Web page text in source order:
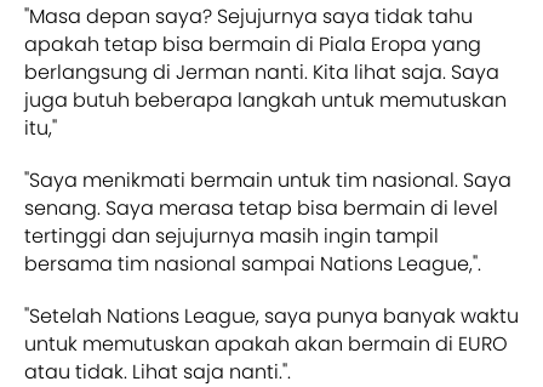
"Masa depan saya? Sejujurnya saya tidak tahu
apakah tetap bisa bermain di Piala Eropa yang
berlangsung di Jerman nanti. Kita lihat saja. Saya
juga butuh beberapa langkah untuk memutuskan
itu,"
"Saya menikmati bermain untuk tim nasional. Saya
senang. Saya merasa tetap bisa bermain di level
tertinggi dan sejujurnya masih ingin tampil
bersama tim nasional sampai Nations League,".
"Setelah Nations League, saya punya banyak waktu
untuk memutuskan apakah akan bermain di EURO
atau tidak. Lihat saja nanti.".